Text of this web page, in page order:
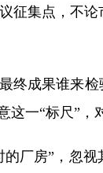
征集点，不
成果谁来检
这一“标尺”
房”，忽视